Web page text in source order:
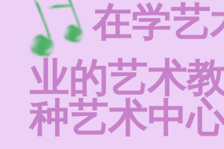
在学艺
业的艺术
种艺术中